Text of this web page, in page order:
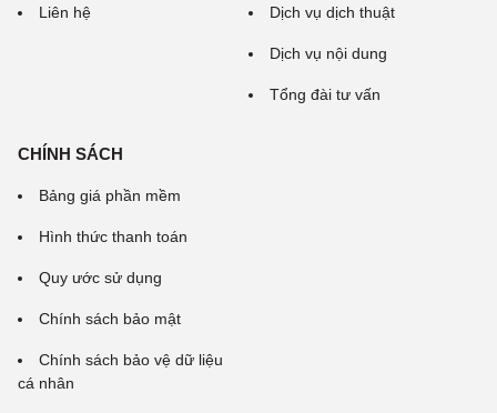
Liên hệ Dịch vụ dịch thuật
Dịch vụ nội dung
Tổng đài tư vấn
CHÍNH SÁCH
Bảng giá phần mềm
Hình thức thanh toán
Quy ước sử dụng
Chính sách bảo mật
Chính sách bảo vệ dữ liệu
cá nhân